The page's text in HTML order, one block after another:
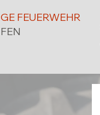
FEUERWEHR